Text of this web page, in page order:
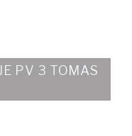
PV 3 TOMAS